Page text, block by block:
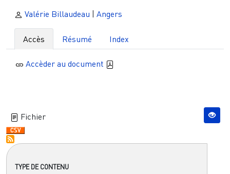
TYPE DE CONTENU
Valérie Billaudeau Angers
Accès Résumé Index
Accèder au document
Fichier